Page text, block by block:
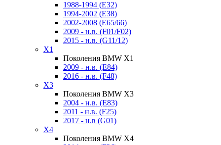
1988-1994 (E32)
1994-2002 (E38)
2002-2008 (E65/66)
2009 - н.в. (F01/F02)
2015 - н.в. (G11/12)
X1
Поколения BMW X1
2009 - н.в. (E84)
2016 - н.в. (F48)
X3
Поколения BMW X3
2004 - н.в. (E83)
2011 - н.в. (F25)
2017 - н.в (G01)
X4
Поколения BMW X4